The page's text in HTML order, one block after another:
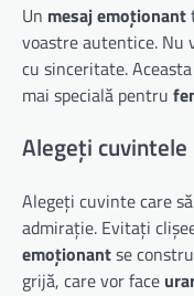
Un mesaj emoționant
voastre autentice. Nu
cu sinceritate.
mai specială pentru
Alegeți
Alegeți cuvinte care
admirație. Evitați
emoționantse
grijă, care vor face